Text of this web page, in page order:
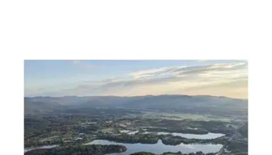
Aventures Aériennes